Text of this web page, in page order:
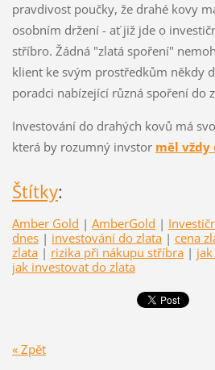
pravdivost poučky, že drahé kovy
osobním držení - ať již jde o
stříbro. Žádná "zlatá spoření"
klient ke svým prostředkům někdy
poradci nabízející různá spoření do
Investování do drahých kovů má
která by rozumný invstor měl vždy
Štítky:
Amber Gold | AmberGold |
dnes | investování do zlata | cena
zlata | rizika při nákupu stříbra |
jak investovat do zlata
« Zpět